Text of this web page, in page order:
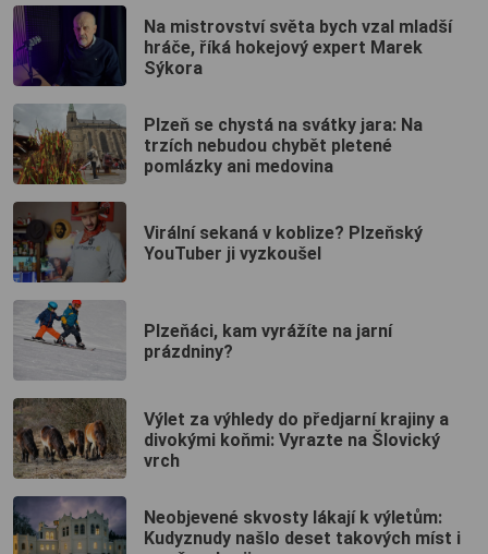
Na mistrovství světa bych vzal mladší
hráče, říká hokejový expert Marek
Sýkora
Plzeň se chystá na svátky jara: Na
trzích nebudou chybět pletené
pomlázky ani medovina
Virální sekaná v koblize? Plzeňský
YouTuber ji vyzkoušel
Plzeňáci, kam vyrážíte na jarní
prázdniny?
Výlet za výhledy do předjarní krajiny a
divokými koňmi: Vyrazte na Šlovický
vrch
Neobjevené skvosty lákají k výletům:
Kudyznudy našlo deset takových míst i